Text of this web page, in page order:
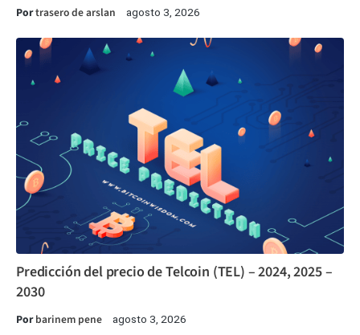
Portrasero de arslan agosto 3, 2026
Predicción del precio de Telcoin (TEL) – 2024, 2025 –
2030
Porbarinem pene agosto 3, 2026